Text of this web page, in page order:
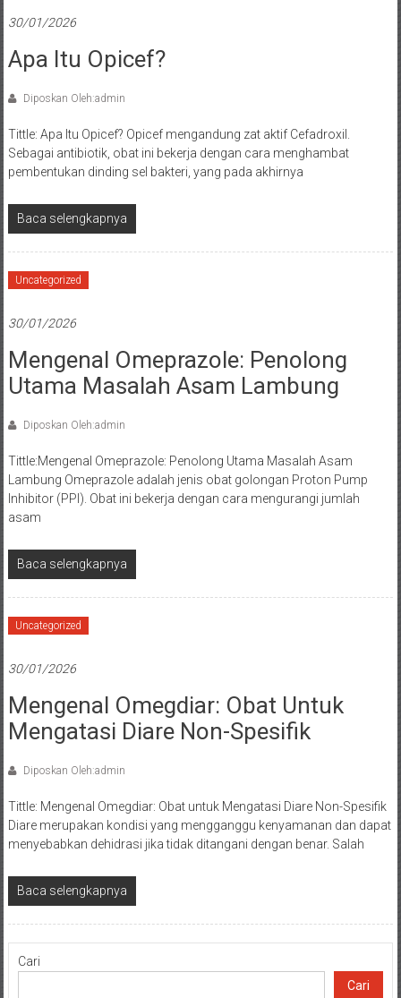
30/01/2026
Apa Itu Opicef?
Diposkan Oleh:admin
Tittle: Apa Itu Opicef? Opicef mengandung zat aktif Cefadroxil.
Sebagai antibiotik, obat ini bekerja dengan cara menghambat
pembentukan dinding sel bakteri, yang pada akhirnya
Baca selengkapnya
Uncategorized
30/01/2026
Mengenal Omeprazole: Penolong
Utama Masalah Asam Lambung
Diposkan Oleh:admin
Tittle:Mengenal Omeprazole: Penolong Utama Masalah Asam
Lambung Omeprazole adalah jenis obat golongan Proton Pump
Inhibitor (PPI). Obat ini bekerja dengan cara mengurangi jumlah
asam
Baca selengkapnya
Uncategorized
30/01/2026
Mengenal Omegdiar: Obat Untuk
Mengatasi Diare Non-Spesifik
Diposkan Oleh:admin
Tittle: Mengenal Omegdiar: Obat untuk Mengatasi Diare Non-Spesifik
Diare merupakan kondisi yang mengganggu kenyamanan dan dapat
menyebabkan dehidrasi jika tidak ditangani dengan benar. Salah
Baca selengkapnya
Cari
Cari